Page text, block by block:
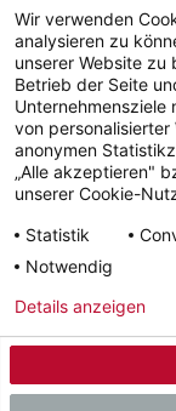
legali generali
© 2026 -
Wir verwenden
analysieren zu
unserer Website zu
Betrieb der Seite
Unternehmensziele
von
anonymen
„Alle akzeptieren"
unserer Cookie-
Statistik
Notwendig
Details anzeigen